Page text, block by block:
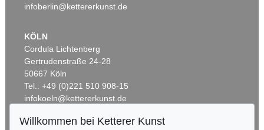
Auktion 310 - Lot 1290
infoberlin@kettererkunst.de
KÖLN
Cordula Lichtenberg
Gertrudenstraße 24-28
50667 Köln
Tel.: +49 (0)221 510 908-15
infokoeln@kettererkunst.de
Willkommen bei Ketterer Kunst